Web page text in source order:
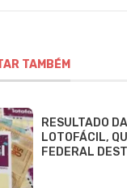
TAMBÉM
RESULTADO
LOTOFÁCIL,
FEDERAL